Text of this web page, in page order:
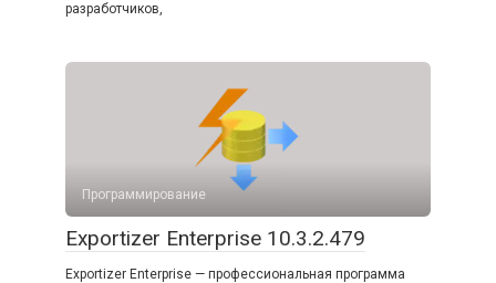
разработчиков,
Программирование
Exportizer Enterprise 10.3.2.479
Exportizer Enterprise — профессиональная программа